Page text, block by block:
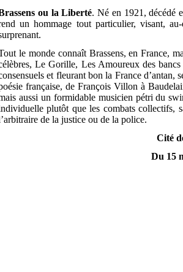
ou la Liberté. Né en 1921, décédé
un hommage tout particulier, visant,
le monde connaît Brassens, en France,
Le Gorille, Les Amoureux des
et fleurant bon la France d’antan,
française, de François Villon à
aussi un formidable musicien pétri du
plutôt que les combats collectifs,
de la justice ou de la police.
Cité
Du 15